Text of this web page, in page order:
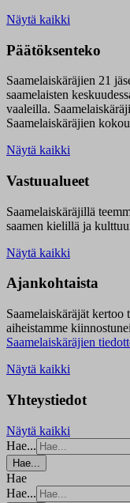
Näytä kaikki
Päätöksenteko
Saamelaiskäräjien 21
saamelaisten
vaaleilla.
Saamelaiskäräjien
Näytä kaikki
Vastuualueet
Saamelaiskäräjillä t
saamen kielillä ja
Näytä kaikki
Ajankohtaista
Saamelaiskäräjät
aiheistamme
Saamelaiskäräjien
Näytä kaikki
Yhteystiedot
Näytä kaikki
Hae...
Hae...
Hae
Hae...